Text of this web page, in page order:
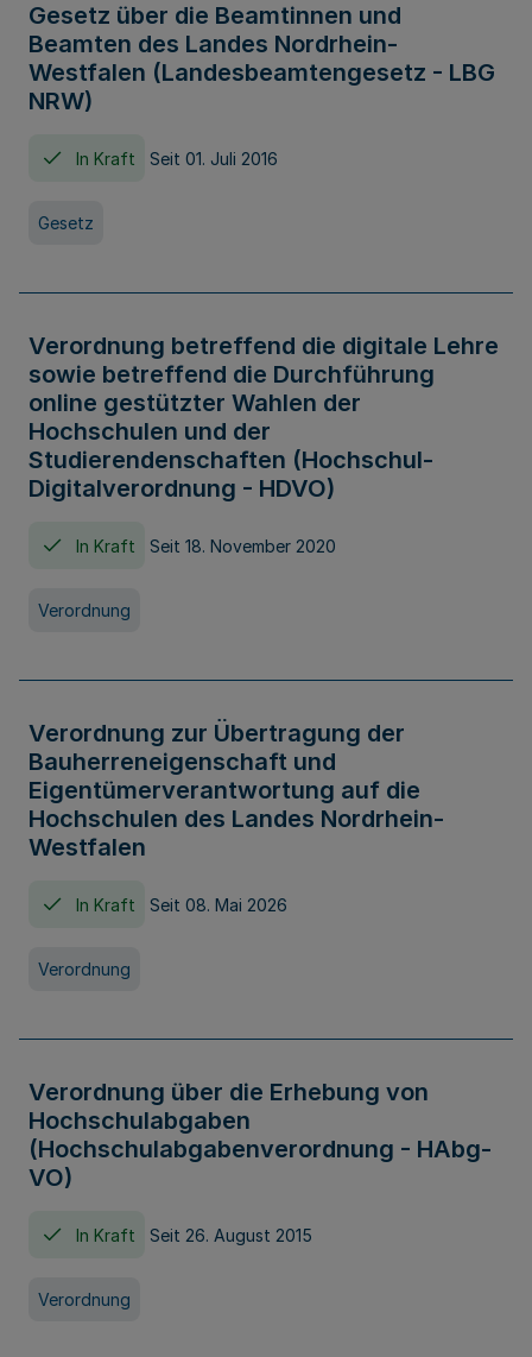
Gesetz über die Beamtinnen und
Beamten des Landes Nordrhein-
Westfalen (Landesbeamtengesetz - LBG
NRW)
In Kraft Seit 01. Juli 2016
Gesetz
Verordnung betreffend die digitale Lehre
sowie betreffend die Durchführung
online gestützter Wahlen der
Hochschulen und der
Studierendenschaften (Hochschul-
Digitalverordnung - HDVO)
In Kraft Seit 18. November 2020
Verordnung
Verordnung zur Übertragung der
Bauherreneigenschaft und
Eigentümerverantwortung auf die
Hochschulen des Landes Nordrhein-
Westfalen
In Kraft Seit 08. Mai 2026
Verordnung
Verordnung über die Erhebung von
Hochschulabgaben
(Hochschulabgabenverordnung - HAbg-
VO)
In Kraft Seit 26. August 2015
Verordnung